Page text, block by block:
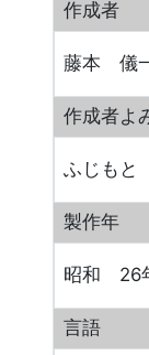
作成者
藤本 儀
作成者よ
ふじも
製作年
昭和 26
言語